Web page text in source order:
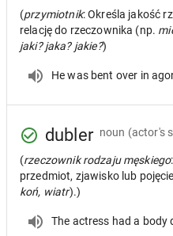
(przymiotnik: Określa jakość
relację do rzeczownika (np.
jaki? jaka? jakie?)
He was bent over in
dubler noun (actor's
(rzeczownik rodzaju męskiego
przedmiot, zjawisko lub
koń, wiatr).)
The actress had a body